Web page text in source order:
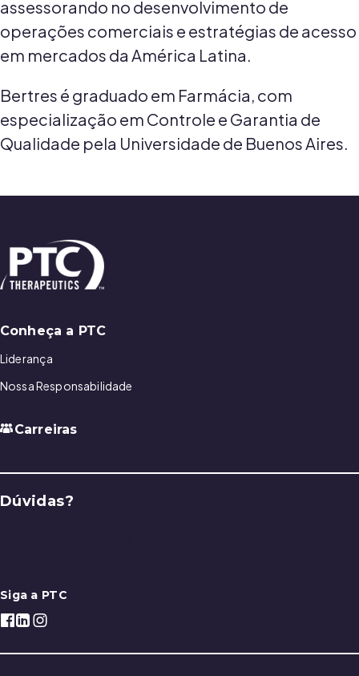
assessorando no desenvolvimento de
operações comerciais e estratégias de acesso
em mercados da América Latina.
Bertres é graduado em Farmácia, com
especialização em Controle e Garantia de
Qualidade pela Universidade de Buenos Aires.
Conheça a PTC
Liderança
Nossa Responsabilidade
Carreiras
Dúvidas?
Siga a PTC